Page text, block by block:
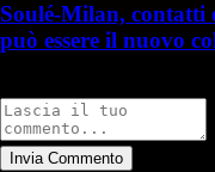
Soulé-Milan, contatti
può essere il nuovo
Invia Commento